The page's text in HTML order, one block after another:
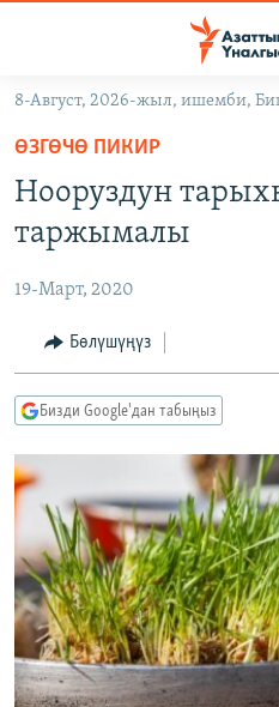
Навигацияга
өтүңүз
Издөөгө
салыңызКЫРГЫЗСТАН
ЭКОНОМИКА
МАДАНИЯТ
ДҮЙНӨ
БОРБОР АЗИЯ
УКРАИНА
АТАЙЫН ИЛИКТӨӨ
ТВ ПРОГРАММАЛАР
ЭКСПЕРТТЕР ТАЛДАЙТ
ДАНИСТЕ
ЭЖЕ-СИҢДИЛЕР
АЗАТТЫК+
ЫҢГАЙСЫЗ СУРООЛОР
ӨЗГӨЧӨ ПИКИР
Русский
ОНЛАЙН ШЕРИНЕ
8-Август, 2026-жыл, ишемби,
ӨЗГӨЧӨ ПИКИР
Нооруздун
таржымалы
19-Март, 2020
Бөлүшүңүз
Бизди Google'дан табыңыз